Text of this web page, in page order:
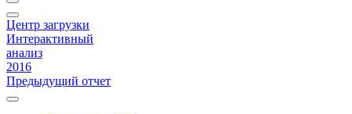
Центр загрузки
Интерактивный
анализ
2016
Предыдущий отчет